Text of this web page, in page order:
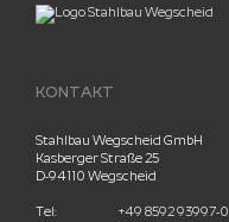
KONTAKT
Stahlbau Wegscheid GmbH
Kasberger Straße 25
D-94110 Wegscheid
Tel: +49 8592 93997-0